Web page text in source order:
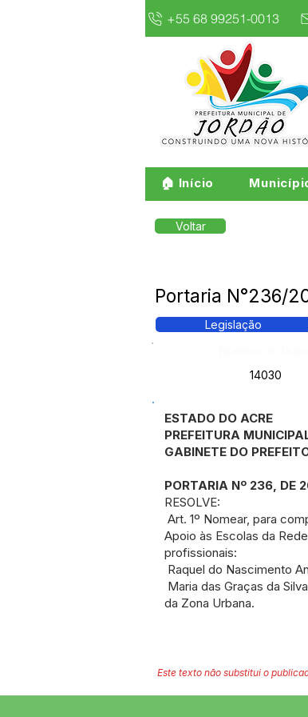
+55 68 99251-0013
🏠 Início
Voltar
Portaria N°236/
Legislação
14030
ESTADO DO ACRE
PREFEITURA
GABINETE DO
PORTARIA Nº 236, DE
RESOLVE:
Art. 1º Nomear, para
Apoio às Escolas da
profissionais:
Raquel do Nascimento
Maria das Graças da
da Zona Urbana.
Este texto não substitui o